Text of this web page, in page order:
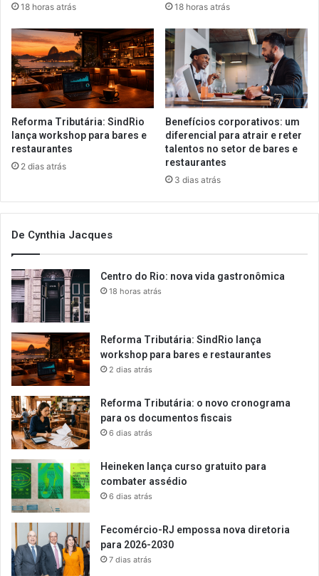
18 horas atrás 18 horas atrás
Reforma Tributária: SindRio
lança workshop para bares e
restaurantes
2 dias atrás
Benefícios corporativos: um
diferencial para atrair e reter
talentos no setor de bares e
restaurantes
3 dias atrás
De Cynthia Jacques
Centro do Rio: nova vida gastronômica
18 horas atrás
Reforma Tributária: SindRio lança
workshop para bares e restaurantes
2 dias atrás
Reforma Tributária: o novo cronograma
para os documentos fiscais
6 dias atrás
Heineken lança curso gratuito para
combater assédio
6 dias atrás
Fecomércio-RJ empossa nova diretoria
para 2026-2030
7 dias atrás